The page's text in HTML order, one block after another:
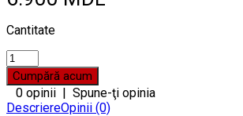
Cantitate
0 opinii | Spune-ţi opinia
DescriereOpinii (0)